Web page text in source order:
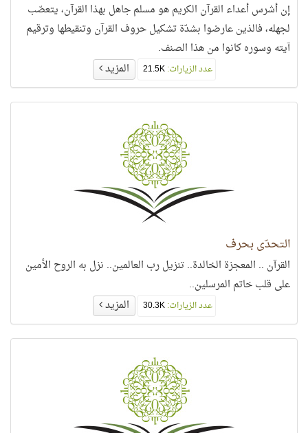
إن أشرس أعداء القرآن الكريم هو مسلم جاهل بهذا القرآن، يتعصّب
لجهله، فالذين عارضوا بشدّة تشكيل حروف القرآن وتنقيطها وترقيم
آيته وسوره كانوا من هذا الصنف.
عدد الزيارات:21.5K المزيد
التحدّي بحرف
القرآن .. المعجزة الخالدة.. تنزيل رب العالمين.. نزل به الروح الأمين
على قلب خاتم المرسلين..
عدد الزيارات:30.3K المزيد